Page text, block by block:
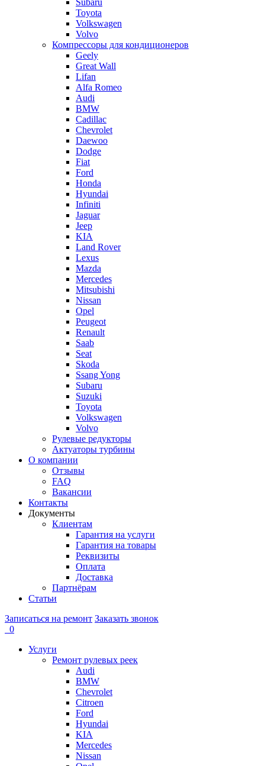
Subaru
Toyota
Volkswagen
Volvo
Компрессоры для кондиционеров
Geely
Great Wall
Lifan
Alfa Romeo
Audi
BMW
Cadillac
Chevrolet
Daewoo
Dodge
Fiat
Ford
Honda
Hyundai
Infiniti
Jaguar
Jeep
KIA
Land Rover
Lexus
Mazda
Mercedes
Mitsubishi
Nissan
Opel
Peugeot
Renault
Saab
Seat
Skoda
Ssang Yong
Subaru
Suzuki
Toyota
Volkswagen
Volvo
Рулевые редукторы
Актуаторы турбины
О компании
Отзывы
FAQ
Вакансии
Контакты
Документы
Клиентам
Гарантия на услуги
Гарантия на товары
Реквизиты
Оплата
Доставка
Партнёрам
Статьи
Записаться на ремонт Заказать звонок
0
Услуги
Ремонт рулевых реек
Audi
BMW
Chevrolet
Citroen
Ford
Hyundai
KIA
Mercedes
Nissan